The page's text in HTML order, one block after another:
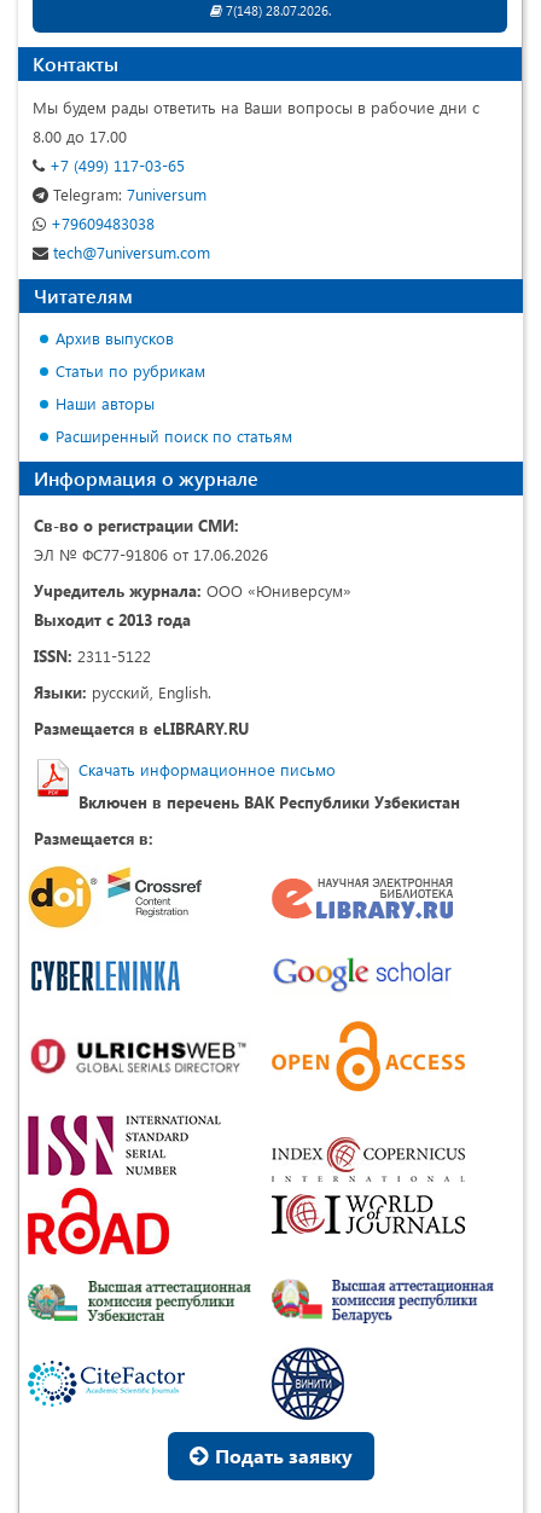
7(148) 28.07.2026.
Контакты
Мы будем рады ответить на Ваши вопросы в рабочие дни с
8.00 до 17.00
+7 (499) 117-03-65
Telegram: 7universum
+79609483038
tech@7universum.com
Читателям
Архив выпусков
Статьи по рубрикам
Наши авторы
Расширенный поиск по статьям
Информация о журнале
Св-во о регистрации СМИ:
ЭЛ № ФС77-91806 от 17.06.2026
Учредитель журнала: ООО «Юниверсум»
Выходит с 2013 года
ISSN: 2311-5122
Языки: русский, English.
Размещается в eLIBRARY.RU
Скачать информационное письмо
Включен в перечень ВАК Республики Узбекистан
Размещается в:
Подать заявку